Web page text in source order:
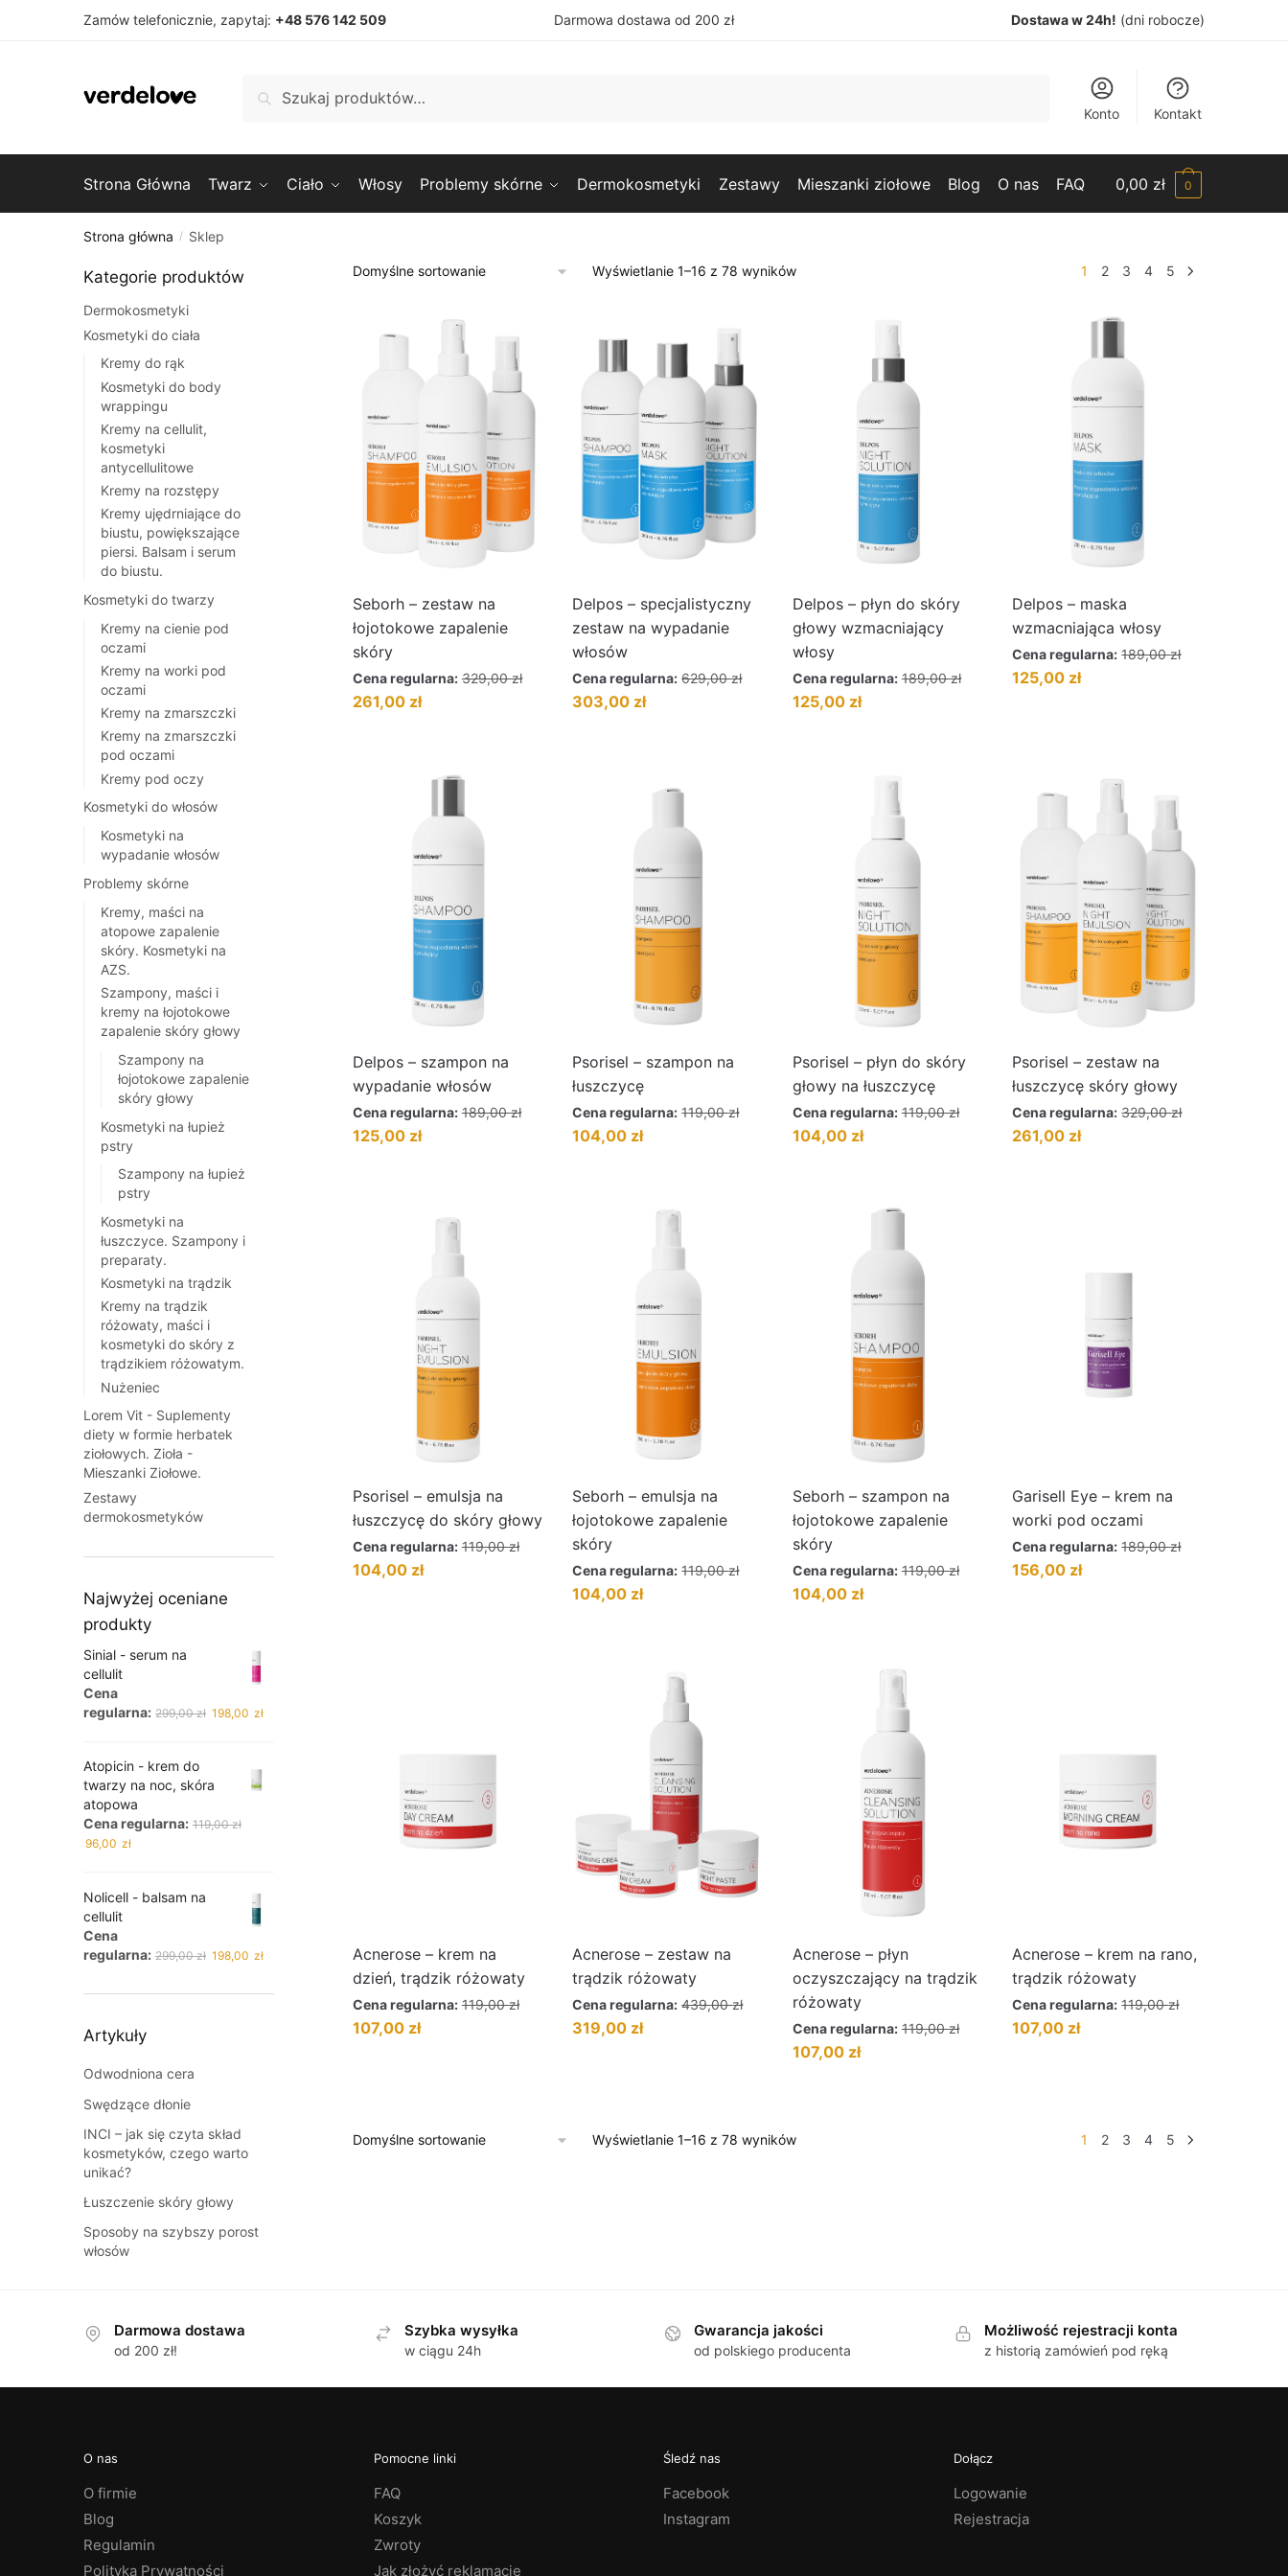
Zamów telefonicznie, zapytaj: +48 576 142 509 Darmowa dostawa od 200 zł Dostawa w 24h! (dni robocze)
Szukaj
Konto Kontakt
Strona Główna Twarz Ciało Włosy Problemy skórne Dermokosmetyki Zestawy Mieszanki ziołowe Blog O nas FAQ 0,00 zł 0
Strona główna / Sklep
Wyświetlanie 1–16 z 78 wyników 1 2 3 4 5
Seborh – zestaw na
łojotokowe zapalenie
skóry
Cena regularna: 329,00zł
Pierwotna
261,00 złAktualna
Delpos – specjalistyczny
zestaw na wypadanie
włosów
Cena regularna: 629,00zł
Pierwotna
303,00 złAktualna
Delpos – płyn do skóry
głowy wzmacniający
włosy
Cena regularna: 189,00zł
Pierwotna
125,00 złAktualna
Delpos – maska
wzmacniająca włosy
Cena regularna: 189,00zł
Pierwotna
125,00 złAktualna
Delpos – szampon na
wypadanie włosów
Cena regularna: 189,00zł
Pierwotna
125,00 złAktualna
Psorisel – szampon na
łuszczycę
Cena regularna: 119,00zł
Pierwotna
104,00 złAktualna
Psorisel – płyn do skóry
głowy na łuszczycę
Cena regularna: 119,00zł
Pierwotna
104,00 złAktualna
Psorisel – zestaw na
łuszczycę skóry głowy
Cena regularna: 329,00zł
Pierwotna
261,00 złAktualna
Psorisel – emulsja na
łuszczycę do skóry głowy
Cena regularna: 119,00zł
Pierwotna
104,00 złAktualna
Seborh – emulsja na
łojotokowe zapalenie
skóry
Cena regularna: 119,00zł
Pierwotna
104,00 złAktualna
Seborh – szampon na
łojotokowe zapalenie
skóry
Cena regularna: 119,00zł
Pierwotna
104,00 złAktualna
Garisell Eye – krem na
worki pod oczami
Cena regularna: 189,00zł
Pierwotna
156,00 złAktualna
Acnerose – krem na
dzień, trądzik różowaty
Cena regularna: 119,00zł
Pierwotna
107,00 złAktualna
Acnerose – zestaw na
trądzik różowaty
Cena regularna: 439,00zł
Pierwotna
319,00 złAktualna
Acnerose – płyn
oczyszczający na trądzik
różowaty
Cena regularna: 119,00zł
Pierwotna
107,00 złAktualna
Acnerose – krem na rano,
trądzik różowaty
Cena regularna: 119,00zł
Pierwotna
107,00 złAktualna
Wyświetlanie 1–16 z 78 wyników 1 2 3 4 5
Kategorie produktów
Dermokosmetyki
Kosmetyki do ciała
Kremy do rąk
Kosmetyki do body
wrappingu
Kremy na cellulit,
kosmetyki
antycellulitowe
Kremy na rozstępy
Kremy ujędrniające do
biustu, powiększające
piersi. Balsam i serum
do biustu.
Kosmetyki do twarzy
Kremy na cienie pod
oczami
Kremy na worki pod
oczami
Kremy na zmarszczki
Kremy na zmarszczki
pod oczami
Kremy pod oczy
Kosmetyki do włosów
Kosmetyki na
wypadanie włosów
Problemy skórne
Kremy, maści na
atopowe zapalenie
skóry. Kosmetyki na
AZS.
Szampony, maści i
kremy na łojotokowe
zapalenie skóry głowy
Szampony na
łojotokowe zapalenie
skóry głowy
Kosmetyki na łupież
pstry
Szampony na łupież
pstry
Kosmetyki na
łuszczyce. Szampony i
preparaty.
Kosmetyki na trądzik
Kremy na trądzik
różowaty, maści i
kosmetyki do skóry z
trądzikiem różowatym.
Nużeniec
Lorem Vit - Suplementy
diety w formie herbatek
ziołowych. Zioła -
Mieszanki Ziołowe.
Zestawy
dermokosmetyków
Najwyżej oceniane
produkty
Sinial - serum na
cellulit
Cena
regularna: 299,00zł Pierwotna
299,00 zł.
198,00 złAktualna
Atopicin - krem do
twarzy na noc, skóra
atopowa
Cena regularna: 119,00zł
Pierwotna
119,00 zł.
96,00 złAktualna
96,00 zł.
Nolicell - balsam na
cellulit
Cena
regularna: 299,00zł Pierwotna
wynosiła:
198,00 złAktualna
wynosi:
Artykuły
Odwodniona cera
Swędzące dłonie
INCI – jak się czyta skład
kosmetyków, czego warto
unikać?
Łuszczenie skóry głowy
Sposoby na szybszy porost
włosów
Darmowa dostawa
od 200 zł!
Szybka wysyłka
w ciągu 24h
Gwarancja jakości
od polskiego producenta
Możliwość rejestracji konta
z historią zamówień pod ręką
O nas
O firmie
Blog
Regulamin
Polityka Prywatności
Pomocne linki
FAQ
Koszyk
Zwroty
Jak złożyć reklamacje
Śledź nas
Facebook
Instagram
Dołącz
Logowanie
Rejestracja